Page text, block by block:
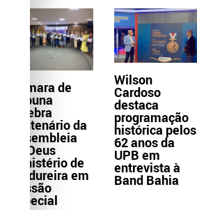
Câmara de
Itabuna
celebra
centenário da
Assembleia
de Deus
Ministério de
Madureira em
Sessão
Especial
Wilson
Cardoso
destaca
programação
histórica pelos
62 anos da
UPB em
entrevista à
Band Bahia